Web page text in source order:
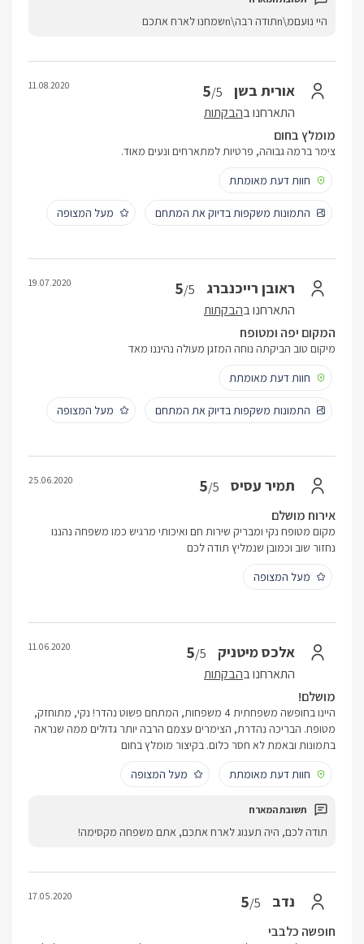
היי נועםמ\nתודה רבה\nשמחנו לארח אתכם
אורית בשן 5/5
התארחנו בהבקתות
11.08.2020
מומלץ בחום
צימר ברמה גבוהה, פרטיות למתארחים ונעים מאוד.
חוות דעת מאומתת
התמונות משקפות בדיוק את המתחם מעל המצופה
ראובן רייכנברג 5/5
התארחנו בהבקתות
19.07.2020
המקום יפה ומטופח
מיקום טוב הביקתה נוחה המזגן מעולה נהיננו מאד
חוות דעת מאומתת
התמונות משקפות בדיוק את המתחם מעל המצופה
תמיר עסיס 5/5
25.06.2020
אירוח מושלם
מקום מטופח נקי ומבריק שירות חם ואיכותי מרגיש כמו משפחה נהננו
נחזור שוב וכמובן שנמליץ תודה לכם
מעל המצופה
אלכס מיטניק 5/5
התארחנו בהבקתות
11.06.2020
מושלם!
היינו בחופשה משפחתית 4 משפחות, המתחם פשוט נהדר! נקי, מתוחזק,
מטופח. הבריכה נהדרת, הצימרים עצמם הרבה יותר גדולים ממה שנראה
בתמונות ובאמת לא חסר כלום. בקיצור מומלץ בחום
חוות דעת מאומתת
מעל המצופה
תודה לכם, היה תענוג לארח אתכם, אתם משפחה מקסימה!
נדב 5/5
17.05.2020
חופשה כלבבי